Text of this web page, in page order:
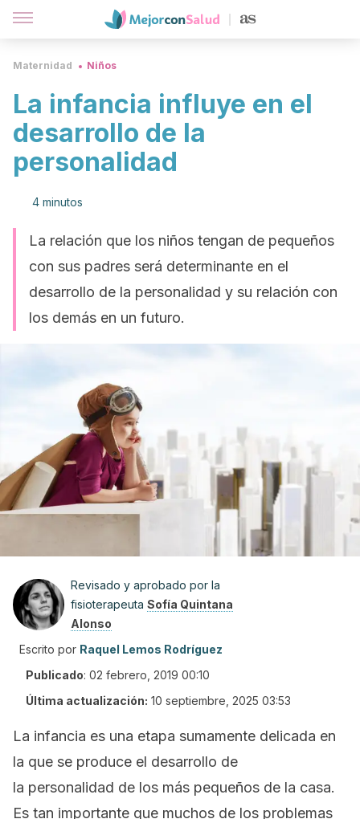
Maternidad Niños
La infancia influye en el
desarrollo de la
personalidad
4 minutos
La relación que los niños tengan de pequeños
con sus padres será determinante en el
desarrollo de la personalidad y su relación con
los demás en un futuro.
Revisado y aprobado por la
fisioterapeuta Sofía Quintana
Alonso
Escrito por Raquel Lemos Rodríguez
Publicado: 02 febrero, 2019 00:10
Última actualización: 10 septiembre, 2025 03:53
La infancia es una etapa sumamente delicada en
la que se produce el desarrollo de
la personalidad de los más pequeños de la casa.
Es tan importante que muchos de los problemas